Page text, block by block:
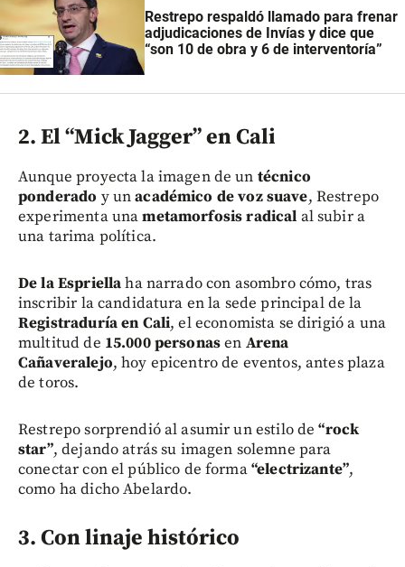
Restrepo respaldó llamado para frenar
adjudicaciones de Invías y dice que
“son 10 de obra y 6 de interventoría”
2. El “Mick Jagger” en Cali
Aunque proyecta la imagen de un técnico
ponderado y unacadémico de voz suave, Restrepo
experimenta unametamorfosis radical al subir a
una tarima política.
De la Espriellaha narrado con asombro cómo, tras
inscribir la candidatura en la sede principal de la
Registraduría en Cali, el economista se dirigió a una
multitud de 15.000 personasen Arena
Cañaveralejo, hoy epicentro de eventos, antes plaza
de toros.
Restrepo sorprendió al asumir un estilo de“rock
star”, dejando atrás su imagen solemne para
conectar con el público de forma“electrizante”,
como ha dicho Abelardo.
3. Con linaje histórico